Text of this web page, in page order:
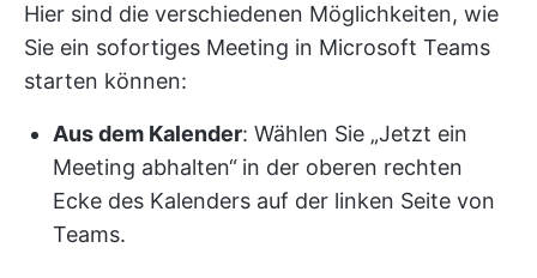
Hier sind die verschiedenen Möglichkeiten, wie
Sie ein sofortiges Meeting in Microsoft Teams
starten können:
Aus dem Kalender: Wählen Sie „Jetzt ein
Meeting abhalten“ in der oberen rechten
Ecke des Kalenders auf der linken Seite von
Teams.